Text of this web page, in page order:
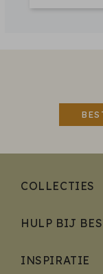
COLLECTIES
HULP BIJ
INSPIRATIE